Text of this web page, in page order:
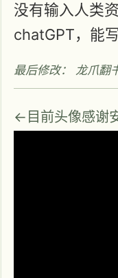
没有输入人类
chatGPT，能
最后修改： 龙爪
←目前头像感谢